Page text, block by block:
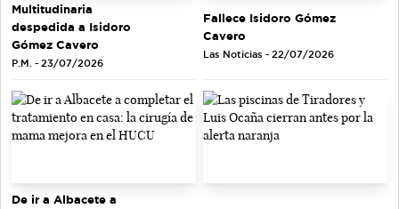
Multitudinaria
despedida a Isidoro
Gómez Cavero
P.M. - 23/07/2026
Fallece Isidoro Gómez
Cavero
Las Noticias - 22/07/2026
De ir a Albacete a